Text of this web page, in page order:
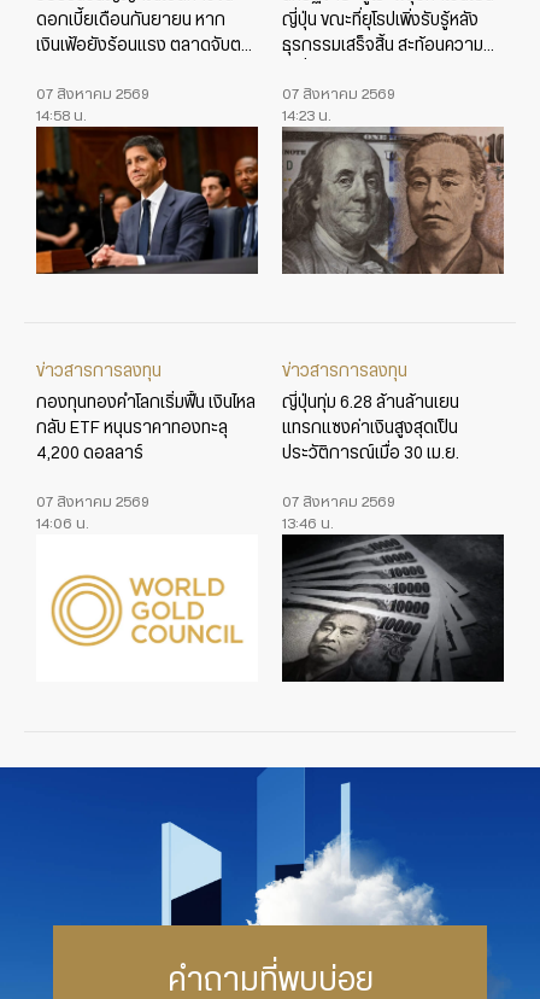
ดอกเบี้ยเดือนกันยายน หาก
เงินเฟ้อยังร้อนแรง ตลาดจับตา
07 สิงหาคม 2569
14:58 น.
ญี่ปุ่น ขณะที่ยุโรปเพิ่งรับรู้หลัง
ธุรกรรมเสร็จสิ้น สะท้อนความ
07 สิงหาคม 2569
14:23 น.
ข่าวสารการลงทุน
กองทุนทองคำโลกเริ่มฟื้น เงินไหล
กลับ ETF หนุนราคาทองทะลุ
4,200 ดอลลาร์
07 สิงหาคม 2569
14:06 น.
ข่าวสารการลงทุน
ญี่ปุ่นทุ่ม 6.28 ล้านล้านเยน
แทรกแซงค่าเงินสูงสุดเป็น
ประวัติการณ์เมื่อ 30 เม.ย.
07 สิงหาคม 2569
13:46 น.
คำถามที่พบบ่อย